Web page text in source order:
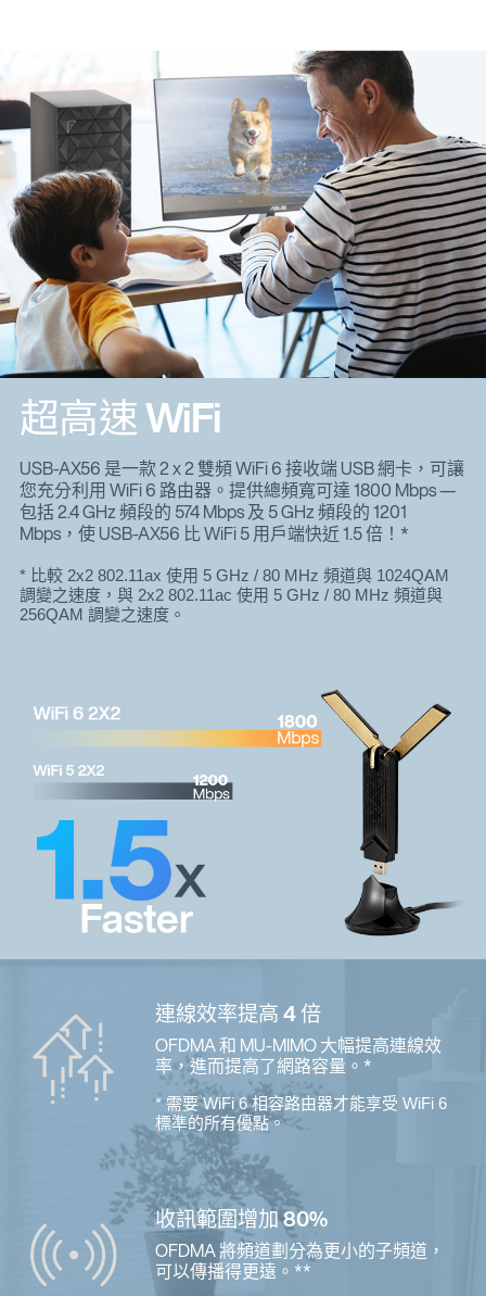
超高速 WiFi
USB-AX56 是一款 2 x 2 雙頻 WiFi 6 接收端 USB 網卡，可讓
您充分利用 WiFi 6 路由器。提供總頻寬可達 1800 Mbps —
包括 2.4 GHz 頻段的 574 Mbps 及 5 GHz 頻段的 1201
Mbps，使 USB-AX56 比 WiFi 5 用戶端快近 1.5 倍！*
* 比較 2x2 802.11ax 使用 5 GHz / 80 MHz 頻道與 1024QAM
調變之速度，與 2x2 802.11ac 使用 5 GHz / 80 MHz 頻道與
256QAM 調變之速度。
連線效率提高 4 倍
OFDMA 和 MU-MIMO 大幅提高連線效
率，進而提高了網路容量。*
* 需要 WiFi 6 相容路由器才能享受 WiFi 6
標準的所有優點。
收訊範圍增加 80%
OFDMA 將頻道劃分為更小的子頻道，
可以傳播得更遠。**